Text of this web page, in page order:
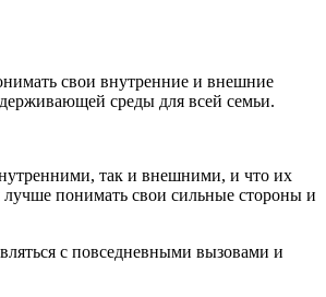
свои внутренние и внешние
среды для всей семьи.
так и внешними, и что их
понимать свои сильные стороны и
с повседневными вызовами и